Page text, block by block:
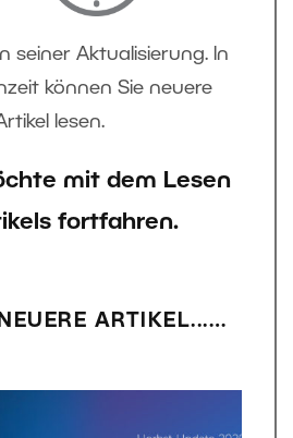
seiner Aktualisierung. In
können Sie neuere
lesen.
mit dem Lesen
fortfahren.
ARTIKEL...…